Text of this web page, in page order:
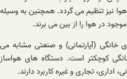
نیز تنظیم می گردد. همچنین به وسیله
در هوا را از بین می برند.
خانگی (آپارتمانی) و صنعتی مشابه می
کوچکتر است. دستگاه های هواساز
تجاری و غیره کاربرد دارند.